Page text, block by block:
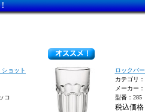
ョット
コ
ロックバ
カテゴリ：
メーカー
型番：285
税込価格